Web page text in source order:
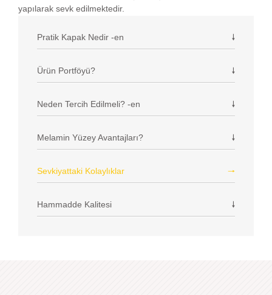
yapılarak sevk edilmektedir.
Pratik Kapak Nedir -en
Ürün Portföyü?
Neden Tercih Edilmeli? -en
Melamin Yüzey Avantajları?
Sevkiyattaki Kolaylıklar
Hammadde Kalitesi